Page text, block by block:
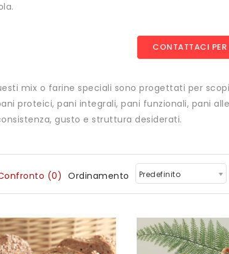
CONTATTACI
mix o farine speciali sono progettati per
proteici, pani integrali, pani funzionali, pani
gusto e struttura desiderati.
(0) Ordinamento Predefinito